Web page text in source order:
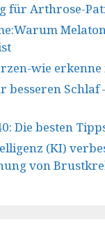
für Arthrose-
wie erkenne
besseren Schlaf
Die besten
(KI)
von